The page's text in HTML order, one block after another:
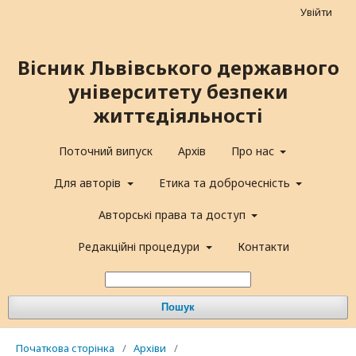
Вісник Львівського державного
університету безпеки
життєдіяльності
Поточний випуск Архів Про нас
Для авторів Етика та доброчесність
Авторські права та доступ
Редакційні процедури Контакти
Пошук
Увійти
Початкова сторінка / Архіви
/